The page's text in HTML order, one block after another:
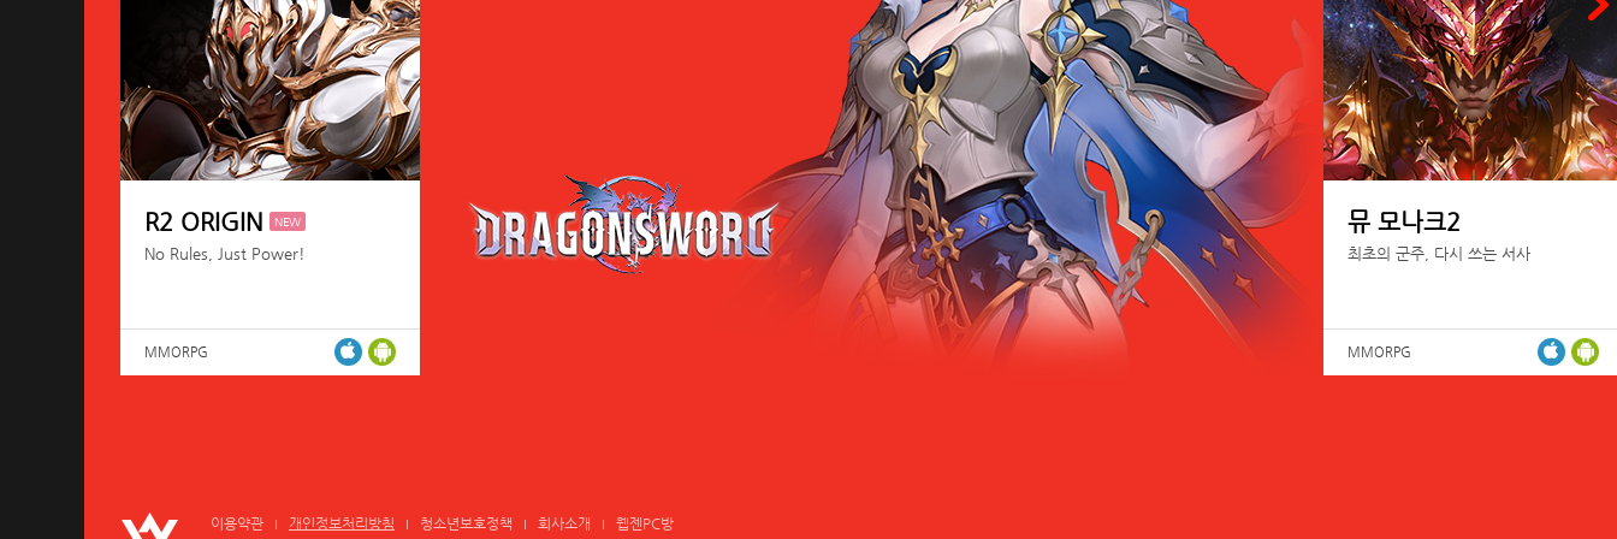
R2 ORIGIN NEW
No Rules, Just Power!
MMORPG
뮤 모나크2
최초의 군주, 다시 쓰는 서사
MMORPG
이용약관 개인정보처리방침 청소년보호정책 회사소개 웹젠PC방